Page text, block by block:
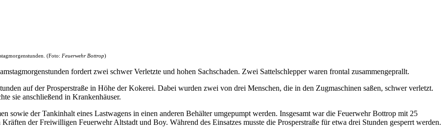
(Foto: Feuerwehr Bottrop)
fordert zwei schwer Verletzte und hohen Sachschaden. Zwei Sattelschlepper waren frontal zusammengeprallt.
auf der Prosperstraße in Höhe der Kokerei. Dabei wurden zwei von drei Menschen, die in den Zugmaschinen saßen, schwer verletzt.
sie anschließend in Krankenhäuser.
sowie der Tankinhalt eines Lastwagens in einen anderen Behälter umgepumpt werden. Insgesamt war die Feuerwehr Bottrop mit 25
der Freiwilligen Feuerwehr Altstadt und Boy. Während des Einsatzes musste die Prosperstraße für etwa drei Stunden gesperrt werden.